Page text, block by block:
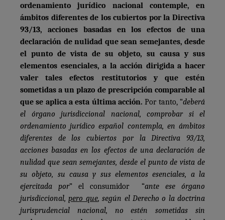
ordenamiento jurídico nacional contemple, en
ámbitos diferentes de los cubiertos por la Directiva
93/13, acciones basadas en los efectos de una
declaración de nulidad que sean semejantes, desde
el punto de vista de su objeto, su causa y sus
elementos esenciales, a la acción dirigida a hacer
valer tales efectos restitutorios y que estén
sometidas a un plazo de prescripción comparable al
que se aplica a esta última acción.Por tanto, “deberá
el órgano jurisdiccional nacional, comprobar si el
ordenamiento jurídico español contempla, en ámbitos
diferentes de los cubiertos por la Directiva 93/13,
acciones basadas en los efectos de una declaración de
nulidad que sean semejantes, desde el punto de vista de
su objeto, su causa y sus elementos esenciales, a la
ejercitada por” el consumidor “ante ese órgano
jurisdiccional,pero que, según el Derecho o la doctrina
jurisprudencial nacional, no estén sometidas sin